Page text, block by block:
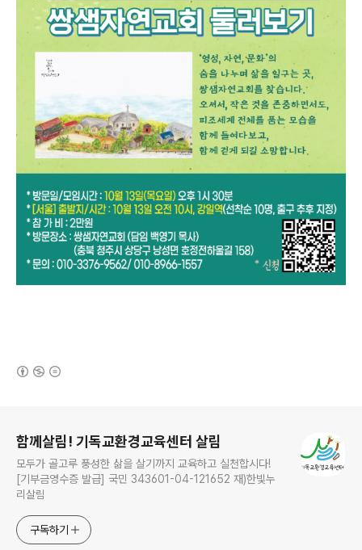
함께살림! 기독교환경교육센터 살림
모두가 골고루 풍성한 삶을 살기까지 교육하고 실천합시다!
[기부금영수증 발급] 국민 343601-04-121652 재)한빛누
리살림
구독하기